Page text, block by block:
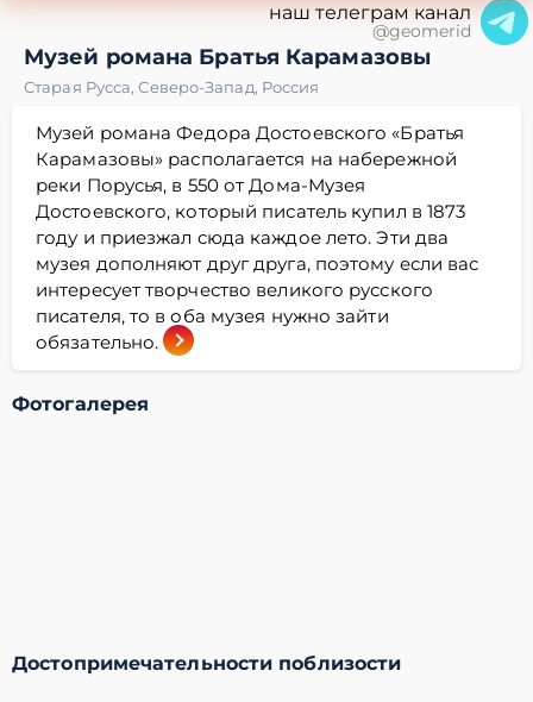
наш телеграм канал
@geomerid
Музей романа Братья Карамазовы
Старая Русса,Северо-Запад, Россия
Музей романа Федора Достоевского «Братья
Карамазовы» располагается на набережной
реки Порусья, в 550 от Дома-Музея
Достоевского, который писатель купил в 1873
году и приезжал сюда каждое лето. Эти два
музея дополняют друг друга, поэтому если вас
интересует творчество великого русского
писателя, то в оба музея нужно зайти
обязательно.
Фотогалерея
Достопримечательности поблизости